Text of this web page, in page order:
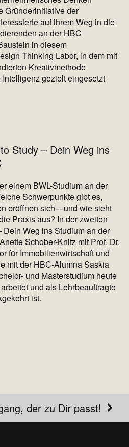
Gründerinitiative der
auf ihrem Weg in die
an der HBC
in diesem
Thinking Labor, in dem mit
Kreativmethode
gezielt eingesetzt
Study – Dein Weg ins
einem BWL-Studium an der
Schwerpunkte gibt es,
eröffnen sich – und wie sieht
Praxis aus? In der zweiten
Weg ins Studium an der
Schober-Knitz mit Prof. Dr.
für Immobilienwirtschaft und
mit der HBC-Alumna Saskia
und Masterstudium heute
und als Lehrbeauftragte
ist.
der zu Dir passt!